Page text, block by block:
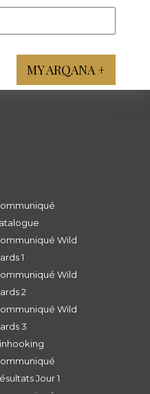
MY ARQANA +
Wild
1
Wild
2
Wild
3
Jour 1